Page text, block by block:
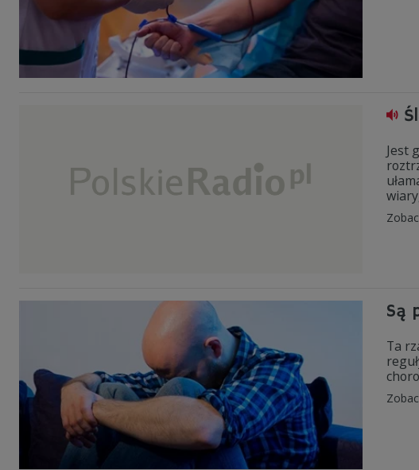
Jest
Są
Ta